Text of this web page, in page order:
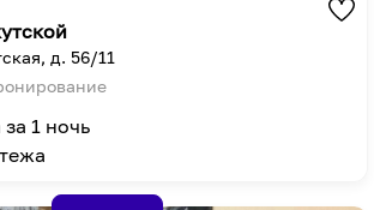
д. 56/11
за 1 ночь